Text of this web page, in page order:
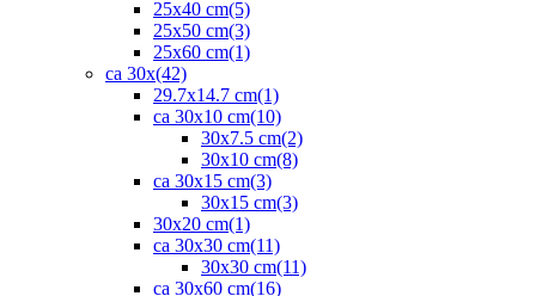
25x40 cm(5)
25x50 cm(3)
25x60 cm(1)
ca 30x(42)
29.7x14.7 cm(1)
ca 30x10 cm(10)
30x7.5 cm(2)
30x10 cm(8)
ca 30x15 cm(3)
30x15 cm(3)
30x20 cm(1)
ca 30x30 cm(11)
30x30 cm(11)
ca 30x60 cm(16)